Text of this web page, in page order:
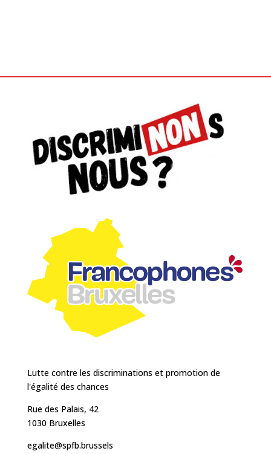
Lutte contre les discriminations et promotion de
l'égalité des chances
Rue des Palais, 42
1030 Bruxelles
egalite@spfb.brussels